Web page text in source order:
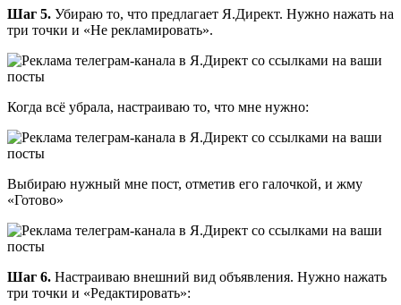
Шаг 5. Убираю то, что предлагает Я.Директ. Нужно нажать на
три точки и «Не рекламировать».
Когда всё убрала, настраиваю то, что мне нужно:
Выбираю нужный мне пост, отметив его галочкой, и жму
«Готово»
Шаг 6. Настраиваю внешний вид объявления. Нужно нажать
три точки и «Редактировать»: